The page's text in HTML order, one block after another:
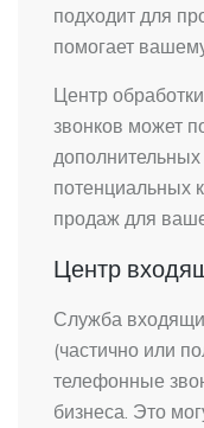
подходит для
помогает
Центр
звонков может
потенциальных
продаж для
Центр
Служба
(частично или
телефонные
бизнеса. Это